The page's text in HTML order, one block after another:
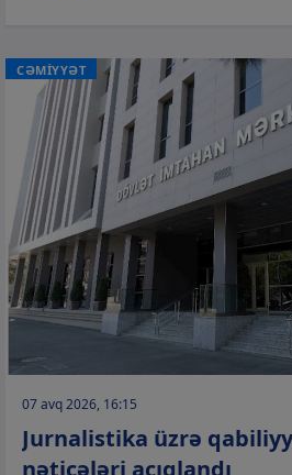
CƏMİYYƏT
07 avq 2026, 16:15
Jurnalistika üzrə
nəticələri açıqlandı